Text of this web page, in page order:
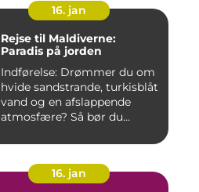
16. jan
Rejse til Maldiverne:
Paradis på jorden
Indførelse: Drømmer du om
hvide sandstrande, turkisblåt
vand og en afslappende
atmosfære? Så bør du...
16. jan